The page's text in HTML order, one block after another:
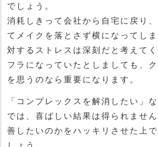
でしょう。
消耗しきって会社から自宅に戻り
てメイクを落とさず横になってし
対するストレスは深刻だと考えて
フラになっていたとしましても、
を思うのなら重要になります。
「コンプレックスを解消したい」
では、喜ばしい結果は得られませ
善したいのかをハッキリさせた上